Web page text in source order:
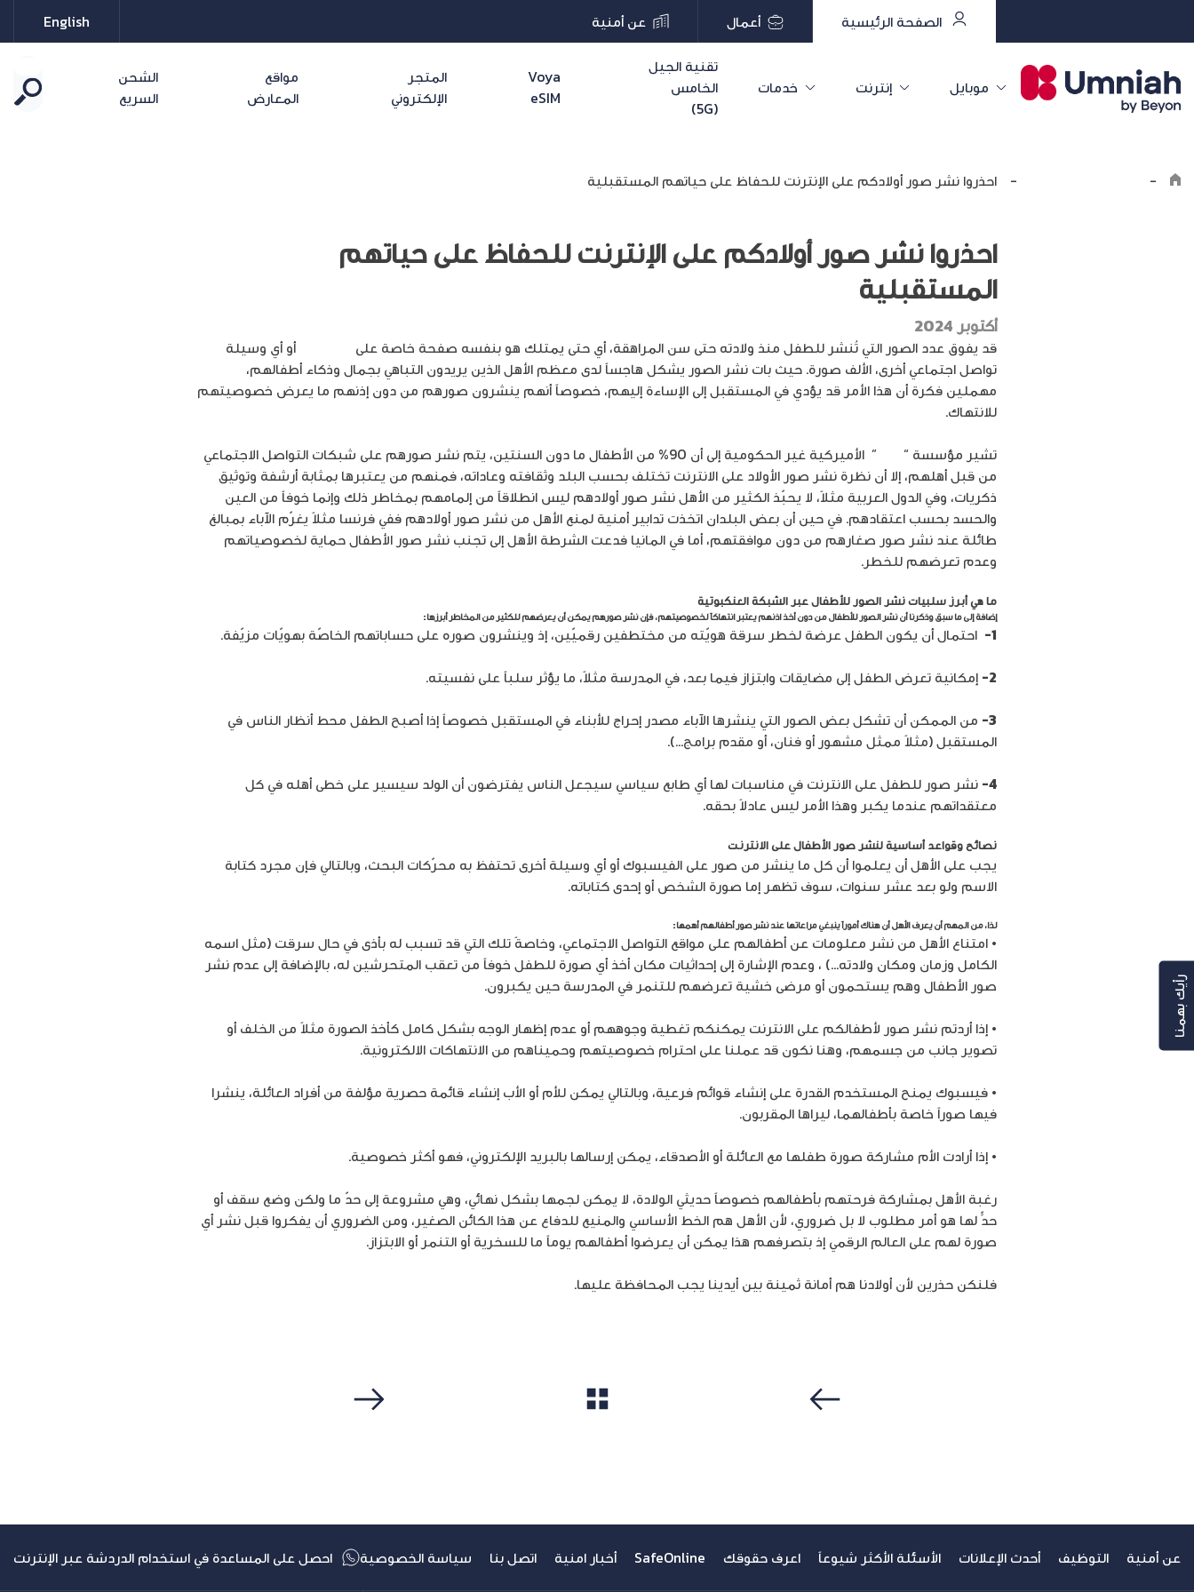
الصفحة الرئيسية أعمال عن أمنية English
موبايل إنترنت خدمات
تقنية الجيل
الخامس
(5G)
Voya
eSIM
المتجر
الإلكتروني
مواقع
المعارض
الشحن
السريع
-
- احذروا نشر صور أولادكم على الإنترنت للحفاظ على حياتهم المستقبلية
احذروا نشر صور أولادكم على الإنترنت للحفاظ على حياتهم
المستقبلية
أكتوبر 2024
قد يفوق عدد الصور التي تُنشر للطفل منذ ولادته حتى سن المراهقة، أي حتى يمتلك هو بنفسه صفحة خاصة على
أو أي وسيلة
تواصل اجتماعي أخرى، الألف صورة. حيث بات نشر الصور يشكل هاجساً لدى معظم الأهل الذين يريدون التباهي بجمال وذكاء أطفالهم،
مهملين فكرة أن هذا الأمر قد يؤدي في المستقبل إلى الإساءة إليهم، خصوصاً أنهم ينشرون صورهم من دون إذنهم ما يعرض خصوصيتهم
للانتهاك.
تشير مؤسسة “
” الأميركية غير الحكومية إلى أن 90% من الأطفال ما دون السنتين، يتم نشر صورهم على شبكات التواصل الاجتماعي
من قبل أهلهم، إلا أن نظرة نشر صور الأولاد على الانترنت تختلف بحسب البلد وثقافته وعاداته، فمنهم من يعتبرها بمثابة أرشفة وتوثيق
ذكريات، وفي الدول العربية مثلاً، لا يحبّذ الكثير من الأهل نشر صور أولادهم ليس انطلاقاً من إلمامهم بمخاطر ذلك وإنما خوفاً من العين
والحسد بحسب اعتقادهم. في حين أن بعض البلدان اتخذت تدابير أمنية لمنع الأهل من نشر صور أولادهم ففي فرنسا مثلاً يغرّم الآباء بمبالغ
طائلة عند نشر صور صغارهم من دون موافقتهم، أما في المانيا فدعت الشرطة الأهل إلى تجنب نشر صور الأطفال حماية لخصوصياتهم
وعدم تعرضهم للخطر.
ما هي أبرز سلبيات نشر الصور للأطفال عبر الشبكة العنكبوتية
إضافة إلى ما سبق وذكرنا أن نشر الصور للأطفال من دون أخذ اذنهم يعتبر انتهاكاً لخصوصيتهم، فإن نشر صورهم يمكن أن يعرضهم للكثير من المخاطر أبرزها:
1-
احتمال أن يكون الطفل عرضة لخطر سرقة هويّته من مختطفين رقميّين، إذ وينشرون صوره على حساباتهم الخاصّة بهويّات مزيّفة.
2- إمكانية تعرض الطفل إلى مضايقات وابتزاز فيما بعد، في المدرسة مثلاً، ما يؤثر سلباً على نفسيته.
3- من الممكن أن تشكل بعض الصور التي ينشرها الآباء مصدر إحراج للأبناء في المستقبل خصوصاً إذا أصبح الطفل محط أنظار الناس في
المستقبل (مثلاً ممثل مشهور أو فنان، أو مقدم برامج…).
4- نشر صور للطفل على الانترنت في مناسبات لها أي طابع سياسي سيجعل الناس يفترضون أن الولد سيسير على خطى أهله في كل
معتقداتهم عندما يكبر وهذا الأمر ليس عادلاً بحقه.
نصائح وقواعد أساسية لنشر صور الأطفال على الانترنت
يجب على الأهل أن يعلموا أن كل ما ينشر من صور على الفيسبوك أو أي وسيلة أخرى تحتفظ به محرّكات البحث، وبالتالي فإن مجرد كتابة
الاسم ولو بعد عشر سنوات، سوف تظهر إما صورة الشخص أو إحدى كتاباته.
لذا، من المهم أن يعرف الأهل أن هناك أموراً ينبغي مراعاتها عند نشر صور أطفالهم أهمها:
• امتناع الأهل من نشر معلومات عن أطفالهم على مواقع التواصل الاجتماعي، وخاصةً تلك التي قد تسبب له بأذى في حال سرقت (مثل اسمه
الكامل وزمان ومكان ولادته…) ، وعدم الإشارة إلى إحداثيات مكان أخذ أي صورة للطفل خوفاً من تعقب المتحرشين له، بالإضافة إلى عدم نشر
صور الأطفال وهم يستحمون أو مرضى خشية تعرضهم للتنمر في المدرسة حين يكبرون.
• إذا أردتم نشر صور لأطفالكم على الانترنت يمكنكم تغطية وجوههم أو عدم إظهار الوجه بشكل كامل كأخذ الصورة مثلاً من الخلف أو
تصوير جانب من جسمهم، وهنا نكون قد عملنا على احترام خصوصيتهم وحميناهم من الانتهاكات الالكترونية.
• فيسبوك يمنح المستخدم القدرة على إنشاء قوائم فرعية، وبالتالي يمكن للأم أو الأب إنشاء قائمة حصرية مؤلفة من أفراد العائلة، ينشرا
فيها صوراً خاصة بأطفالهما، ليراها المقربون.
• إذا أرادت الأم مشاركة صورة طفلها مع العائلة أو الأصدقاء، يمكن إرسالها بالبريد الإلكتروني، فهو أكثر خصوصية.
رغبة الأهل بمشاركة فرحتهم بأطفالهم خصوصاً حديثي الولادة، لا يمكن لجمها بشكل نهائي، وهي مشروعة إلى حدّ ما ولكن وضع سقف أو
حدٍّ لها هو أمر مطلوب لا بل ضروري، لأن الأهل هم الخط الأساسي والمنيع للدفاع عن هذا الكائن الصغير، ومن الضروري أن يفكروا قبل نشر أي
صورة لهم على العالم الرقمي إذ بتصرفهم هذا يمكن أن يعرضوا أطفالهم يوماً ما للسخرية أو التنمر أو الابتزاز.
فلنكن حذرين لأن أولادنا هم أمانة ثمينة بين أيدينا يجب المحافظة عليها.
عن أمنية التوظيف أحدث الإعلانات الأسئلة الأكثر شيوعاً اعرف حقوقك SafeOnline أخبار امنية اتصل بنا سياسة الخصوصية احصل على المساعدة في استخدام الدردشة عبر الإنترنت
رأيك بهمنا